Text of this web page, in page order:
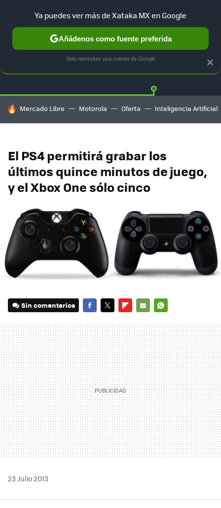
Twitter
HOY SE HABLA DE
Mercado Libre Motorola Oferta Inteligencia Artificial
El PS4 permitirá grabar los
últimos quince minutos de juego,
y el Xbox One sólo cinco
Sin comentarios
MAIL
23 Julio 2013
×
Ya puedes ver más de Xataka MX en Google
Añádenos como fuente preferida
Solo necesitas una cuenta de Google